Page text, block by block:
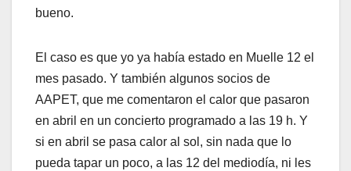
bueno.
El caso es que yo ya había estado en Muelle 12 el
mes pasado. Y también algunos socios de
AAPET, que me comentaron el calor que pasaron
en abril en un concierto programado a las 19 h. Y
si en abril se pasa calor al sol, sin nada que lo
pueda tapar un poco, a las 12 del mediodía, ni les